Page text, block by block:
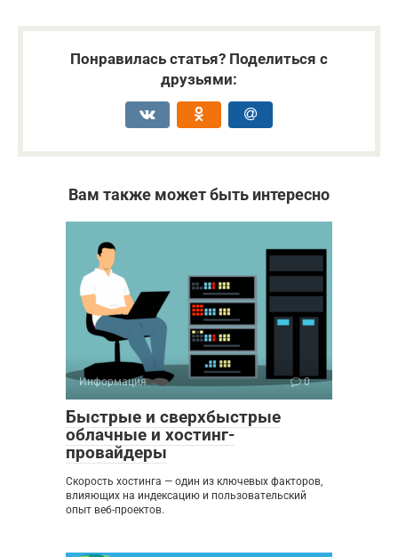
Понравилась статья? Поделиться с
друзьями:
Вам также может быть интересно
Информация 0
Быстрые и сверхбыстрые
облачные и хостинг-
провайдеры
Скорость хостинга — один из ключевых факторов,
влияющих на индексацию и пользовательский
опыт веб-проектов.